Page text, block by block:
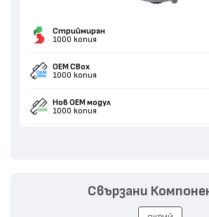
Стриймиран
1000 копия
OEM CBox
1000 копия
Нов ОЕМ модул
1000 копия
Свързани